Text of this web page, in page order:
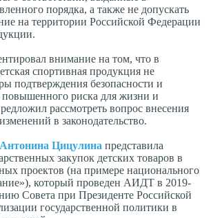
порядка, а также не допускать
на территории Российской Федерации
внимание на том, что в
спортивная продукция не
подтверждения безопасности и
повышенного риска для жизни и
рассмотреть вопрос внесения
в законодательство.
Антонина Цицулина представила
закупок детских товаров в
проектов (на примере национального
который проведен АИДТ в 2019-
Совета при Президенте Российской
государственной политики в